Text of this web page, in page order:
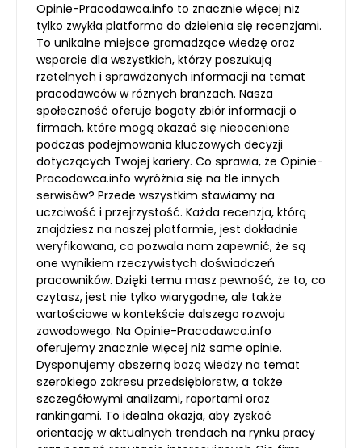
Opinie-Pracodawca.info to znacznie więcej niż
tylko zwykła platforma do dzielenia się recenzjami.
To unikalne miejsce gromadzące wiedzę oraz
wsparcie dla wszystkich, którzy poszukują
rzetelnych i sprawdzonych informacji na temat
pracodawców w różnych branżach. Nasza
społeczność oferuje bogaty zbiór informacji o
firmach, które mogą okazać się nieocenione
podczas podejmowania kluczowych decyzji
dotyczących Twojej kariery. Co sprawia, że Opinie-
Pracodawca.info wyróżnia się na tle innych
serwisów? Przede wszystkim stawiamy na
uczciwość i przejrzystość. Każda recenzja, którą
znajdziesz na naszej platformie, jest dokładnie
weryfikowana, co pozwala nam zapewnić, że są
one wynikiem rzeczywistych doświadczeń
pracowników. Dzięki temu masz pewność, że to, co
czytasz, jest nie tylko wiarygodne, ale także
wartościowe w kontekście dalszego rozwoju
zawodowego. Na Opinie-Pracodawca.info
oferujemy znacznie więcej niż same opinie.
Dysponujemy obszerną bazą wiedzy na temat
szerokiego zakresu przedsiębiorstw, a także
szczegółowymi analizami, raportami oraz
rankingami. To idealna okazja, aby zyskać
orientację w aktualnych trendach na rynku pracy